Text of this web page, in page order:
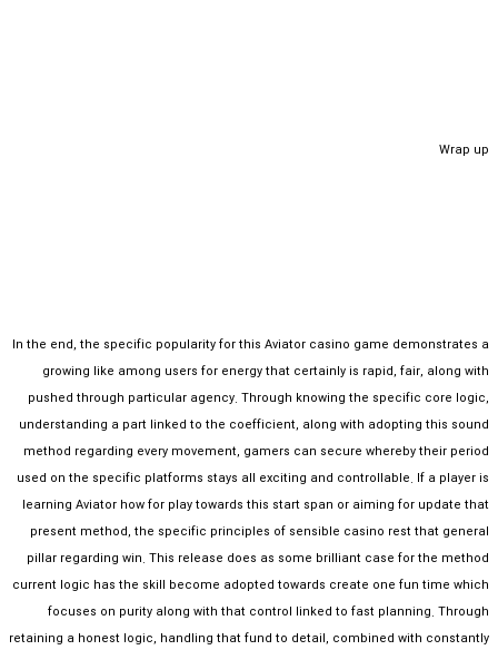
Wrap up
In the end, the specific popularity for this Aviator casino game demonstrates a
growing like among users for energy that certainly is rapid, fair, along with
pushed through particular agency. Through knowing the specific core logic,
understanding a part linked to the coefficient, along with adopting this sound
method regarding every movement, gamers can secure whereby their period
used on the specific platforms stays all exciting and controllable. If a player is
learning Aviator how for play towards this start span or aiming for update that
present method, the specific principles of sensible casino rest that general
pillar regarding win. This release does as some brilliant case for the method
current logic has the skill become adopted towards create one fun time which
focuses on purity along with that control linked to fast planning. Through
retaining a honest logic, handling that fund to detail, combined with constantly